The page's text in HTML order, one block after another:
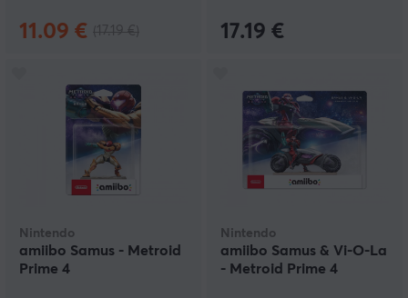
11.09 € 17.19 €
Nintendo
amiibo Samus - Metroid
Prime 4
Nintendo
amiibo Samus & Vi-O-La
- Metroid Prime 4